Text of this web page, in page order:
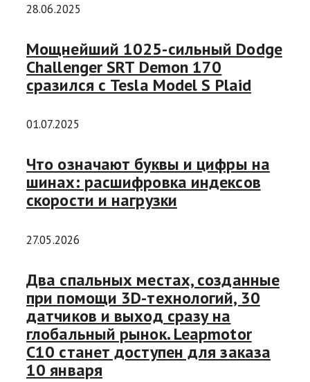
28.06.2025
Мощнейший 1025-сильный Dodge
Challenger SRT Demon 170
сразился с Tesla Model S Plaid
01.07.2025
Что означают буквы и цифры на
шинах: расшифровка индексов
скорости и нагрузки
27.05.2026
Два спальных местах, созданные
при помощи 3D-технологий, 30
датчиков и выход сразу на
глобальный рынок. Leapmotor
C10 станет доступен для заказа
10 января